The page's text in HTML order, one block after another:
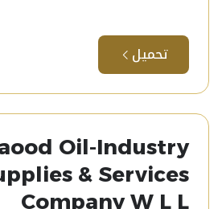
تحميل
Oil-Industry
& Services
Company W L L​